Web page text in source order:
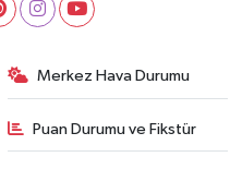
Merkez Hava Durumu
Puan Durumu ve Fikstür